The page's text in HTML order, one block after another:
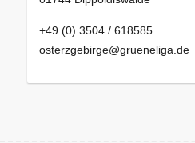
+49 (0) 3504 / 618585
osterzgebirge@grueneliga.de